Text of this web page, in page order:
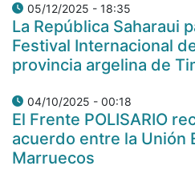
05/12/2025 - 18:35
La República Saharaui
Festival Internacional
provincia argelina de
04/10/2025 - 00:18
El Frente POLISARIO
acuerdo entre la Unión
Marruecos